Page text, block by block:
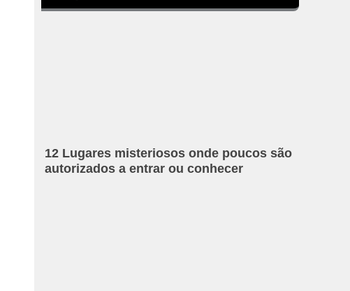
12 Lugares misteriosos onde poucos são
autorizados a entrar ou conhecer